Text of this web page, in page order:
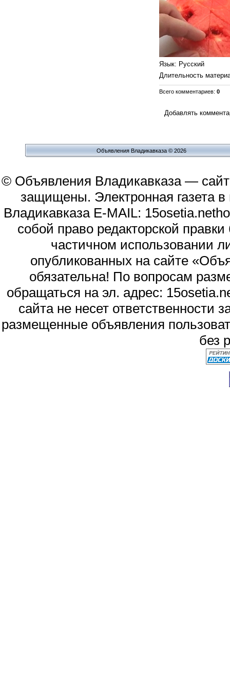
Язык: Русский
Длительность
Всего комментариев: 0
Добавлять
Объявления Владикавказа © 2026
© Объявления Владикавказа —
защищены. Электронная газета
Владикавказа E-MAIL:
собой право редакторской
частичном использовании
опубликованных на сайте
обязательна! По вопросам
обращаться на эл. адрес:
сайта не несет
размещенные объявления
без